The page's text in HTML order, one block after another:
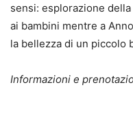
sensi: esplorazione
ai bambini mentre a
la bellezza di un piccolo
Informazioni e